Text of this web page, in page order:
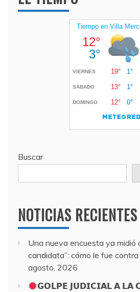
Buscar
NOTICIAS RECIENTES
Una nueva encuesta ya midió
candidata”: cómo le fue
agosto, 2026
𝗚𝗢𝗟𝗣𝗘 𝗝𝗨𝗗𝗜𝗖𝗜𝗔𝗟 𝗔 𝗟𝗔